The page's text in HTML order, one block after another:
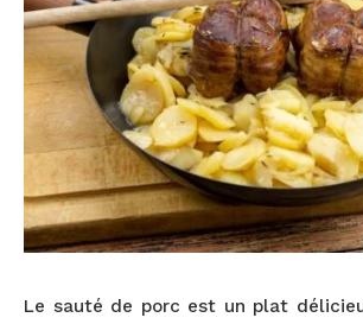
Le sauté de porc est un plat